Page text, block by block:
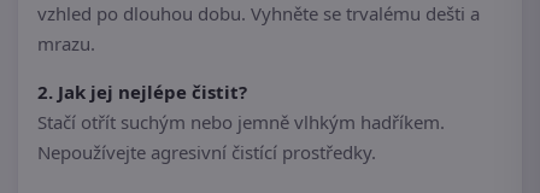
vzhled po dlouhou dobu. Vyhněte se trvalému dešti a
mrazu.
2. Jak jej nejlépe čistit?
Stačí otřít suchým nebo jemně vlhkým hadříkem.
Nepoužívejte agresivní čistící prostředky.